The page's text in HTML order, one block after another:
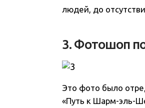
людей, до
3. Фотошоп
Это фото было
«Путь к Шарм-эль-